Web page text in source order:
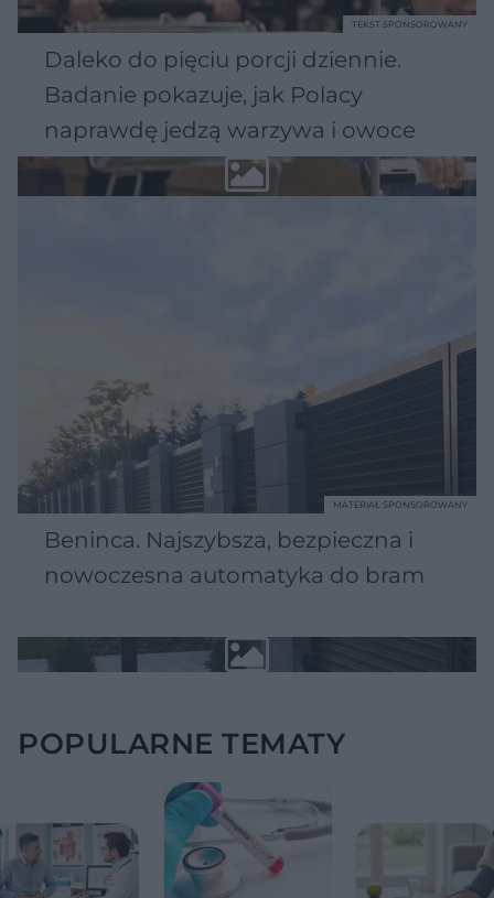
Daleko do pięciu porcji dziennie.
Badanie pokazuje, jak Polacy
naprawdę jedzą warzywa i owoce
TEKST SPONSOROWANY
Beninca. Najszybsza, bezpieczna i
nowoczesna automatyka do bram
MATERIAŁ SPONSOROWANY
POPULARNE TEMATY